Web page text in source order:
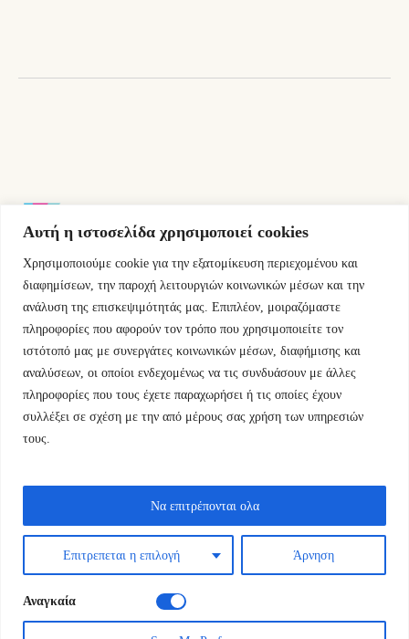
Αυτή η ιστοσελίδα χρησιμοποιεί cookies
Χρησιμοποιούμε cookie για την εξατομίκευση περιεχομένου και
διαφημίσεων, την παροχή λειτουργιών κοινωνικών μέσων και την
ανάλυση της επισκεψιμότητάς μας. Επιπλέον, μοιραζόμαστε
πληροφορίες που αφορούν τον τρόπο που χρησιμοποιείτε τον
ιστότοπό μας με συνεργάτες κοινωνικών μέσων, διαφήμισης και
αναλύσεων, οι οποίοι ενδεχομένως να τις συνδυάσουν με άλλες
πληροφορίες που τους έχετε παραχωρήσει ή τις οποίες έχουν
συλλέξει σε σχέση με την από μέρους σας χρήση των υπηρεσιών
τους.
Επιτρεπεται η επιλογή Άρνηση
Να επιτρέπονται ολα
Αναγκαία
Εμμ.Μπενάκη 76 10681 Αθήνα Ελλάδα.
+30.2110084023
info@kyfantabooks.gr
Βρείτε μας